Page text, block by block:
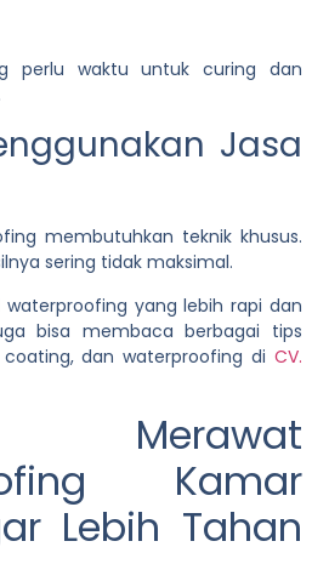
perlu waktu untuk curing dan
Jasa
membutuhkan teknik khusus.
sering tidak maksimal.
waterproofing yang lebih rapi dan
bisa membaca berbagai tips
dan waterproofing di CV.
Kamar
Lebih Tahan